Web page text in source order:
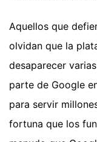
Aquellos que
olvidan que la
desaparecer
parte de Google
para servir
fortuna que los